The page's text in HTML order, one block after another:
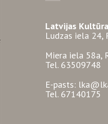
Latvijas
Ludzas iela 24,
Miera iela 58a,
Tel. 63509748
E-pasts:
Tel. 67140175